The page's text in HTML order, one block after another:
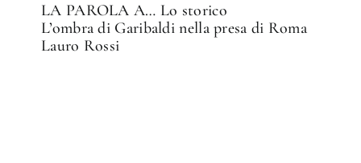
LA PAROLA A… Lo storico
L’ombra di Garibaldi nella presa di Roma
Lauro Rossi